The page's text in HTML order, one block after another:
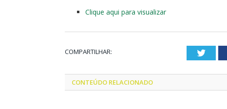
Clique aqui para visualizar
COMPARTILHAR:
CONTEÚDO RELACIONADO